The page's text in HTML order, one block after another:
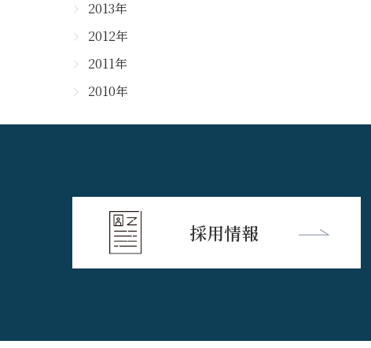
2013年
2012年
2011年
2010年
採用情報